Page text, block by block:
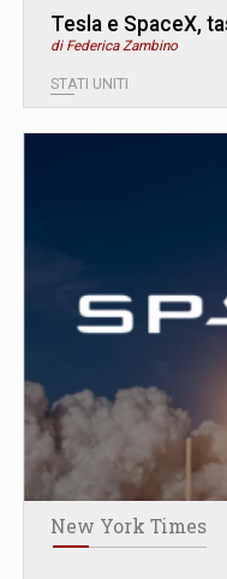
Tesla e SpaceX,
di Federica Zambino
STATI UNITI
New York Times